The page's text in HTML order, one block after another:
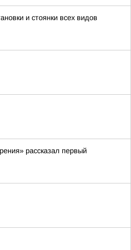
и стоянки всех видов
рассказал первый